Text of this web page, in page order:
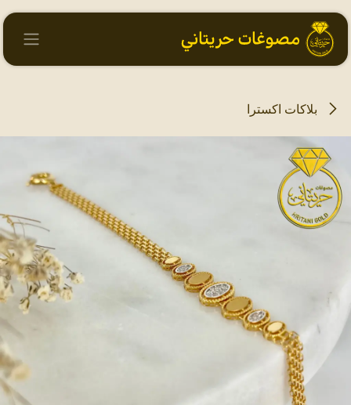
تخطي للذهاب إلى المحتوى
بلاكات اكسترا